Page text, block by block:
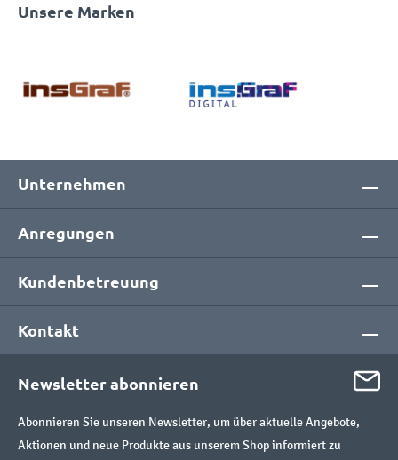
Unsere Marken
Unternehmen
Anregungen
Kundenbetreuung
Kontakt
Newsletter abonnieren
Abonnieren Sie unseren Newsletter, um über aktuelle Angebote,
Aktionen und neue Produkte aus unserem Shop informiert zu